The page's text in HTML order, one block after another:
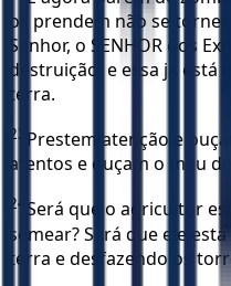
os prendem não se
Senhor, o SENHOR dos
destruição, e essa já
terra.
23 Prestem atenção e
atentos e ouçam o meu
24 Será que o agricultor
semear? Será que ele
terra e desfazendo os